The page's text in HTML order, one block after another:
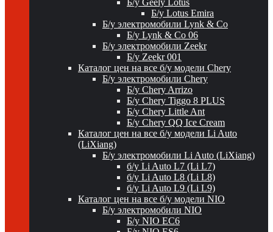
Б/у Geely Lotus
Б/у Lotus Emira
Б/у электромобили Lynk & Co
Б/у Lynk & Co 06
Б/у электромобили Zeekr
Б/у Zeekr 001
Каталог цен на все б/у модели Chery
Б/у электромобили Chery
Б/у Chery Arrizo
Б/у Chery Tiggo 8 PLUS
Б/у Chery Little Ant
Б/у Chery QQ Ice Cream
Каталог цен на все б/у модели Li Auto
(LiXiang)
Б/у электромобили Li Auto (LiXiang)
б/у Li Auto L7 (Li L7)
б/у Li Auto L8 (Li L8)
б/у Li Auto L9 (Li L9)
Каталог цен на все б/у модели NIO
Б/у электромобили NIO
Б/у NIO EC6